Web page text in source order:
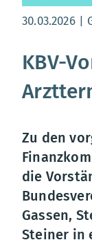
30.03.2026
KBV-
Zu den
die
Gassen,
Steiner in